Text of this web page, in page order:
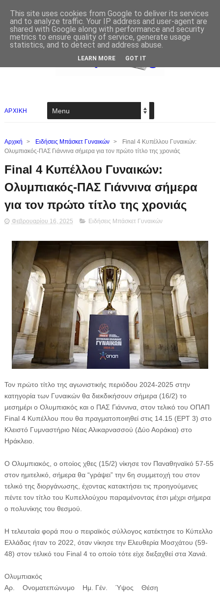
ΑΡΧΙΚΗ
Αρχική > Ειδήσεις Μπάσκετ Γυναικών >
Final 4 Κυπέλλου Γυναικών:
Ολυμπιακός-ΠΑΣ Γιάννινα σήμερα για τον πρώτο τίτλο της χρονιάς
Final 4 Κυπέλλου Γυναικών:
Ολυμπιακός-ΠΑΣ Γιάννινα σήμερα
για τον πρώτο τίτλο της χρονιάς
Φεβρουαρίου 16, 2025 Ειδήσεις Μπάσκετ Γυναικών
Τον πρώτο τίτλο της αγωνιστικής περιόδου 2024-2025 στην
κατηγορία των Γυναικών θα διεκδικήσουν σήμερα (16/2) το
μεσημέρι ο Ολυμπιακός και ο ΠΑΣ Γιάννινα, στον τελικό του ΟΠΑΠ
Final 4 Κυπέλλου που θα πραγματοποιηθεί στις 14.15 (ΕΡΤ 3) στο
Κλειστό Γυμναστήριο Νέας Αλικαρνασσού (Δύο Αοράκια) στο
Ηράκλειο.
Ο Ολυμπιακός, ο οποίος χθες (15/2) νίκησε τον Παναθηναϊκό 57-55
στον ημιτελικό, σήμερα θα “γράψει” την 6η συμμετοχή του στον
τελικό της διοργάνωσης, έχοντας κατακτήσει τις προηγούμενες
πέντε τον τίτλο του Κυπελλούχου παραμένοντας έτσι μέχρι σήμερα
ο πολυνίκης του θεσμού.
Η τελευταία φορά που ο πειραϊκός σύλλογος κατέκτησε το Κύπελλο
Ελλάδας ήταν το 2022, όταν νίκησε την Ελευθερία Μοσχάτου (59-
48) στον τελικό του Final 4 το οποίο τότε είχε διεξαχθεί στα Χανιά.
Ολυμπιακός
Αρ. Ονοματεπώνυμο Ημ. Γέν. Ύψος Θέση
This site uses cookies from Google to deliver its services
and to analyze traffic. Your IP address and user-agent are
shared with Google along with performance and security
metrics to ensure quality of service, generate usage
statistics, and to detect and address abuse.
LEARN MORE GOT IT